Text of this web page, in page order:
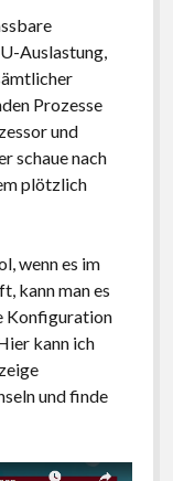
Auslastung,
Prozesse
und
schaue nach
plötzlich
wenn es im
kann man es
Konfiguration
kann ich
und finde